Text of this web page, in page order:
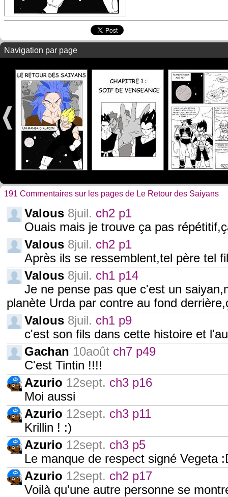
Navigation par page
191 Commentaires sur les pages de Le Retour des Saiyans
Valous 8juil. ch2 p1
Ouais mais je trouve ça pas
Valous 8juil. ch2 p1
Après ils se ressemblent,tel père tel
Valous 8juil. ch1 p14
Je ne pense pas que c'est un
planète Urda par contre au fond
Valous 8juil. ch1 p9
c'est son fils dans cette histoire et
Gachan 10août ch7 p49
C'est Tintin !!!!
Azurio 12sept. ch3 p16
Moi aussi
Azurio 12sept. ch3 p11
Krillin ! :)
Azurio 12sept. ch3 p5
Le manque de respect signé Vegeta
Azurio 12sept. ch2 p17
Voilà qu'une autre personne se